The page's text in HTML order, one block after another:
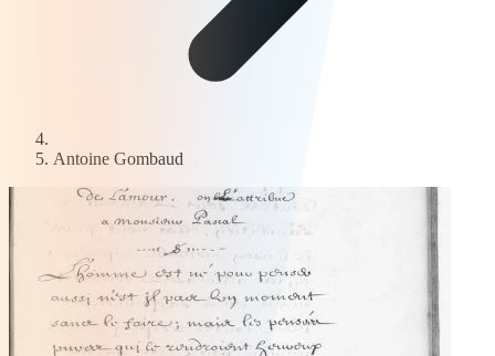
Antoine Gombaud